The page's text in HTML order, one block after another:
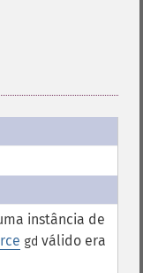
instância de
gd válido era